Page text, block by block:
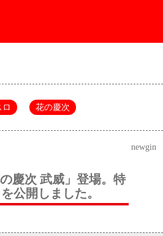
ロ 花の慶次
newgin
慶次 武威」登場。特
公開しました。